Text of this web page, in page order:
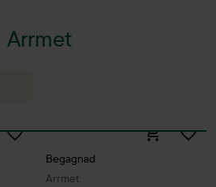
Arrmet
Arrmet
Begagnad